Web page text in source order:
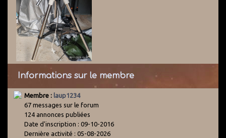
Informations sur le membre
Membre : laup1234
67 messages sur le forum
124 annonces publiées
Date d'inscription : 09-10-2016
Dernière activité : 05-08-2026